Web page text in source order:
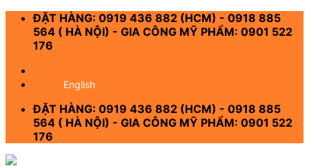
Skip
content
ĐẶT HÀNG: 0919 436 882 (HCM) - 0918 885
564 ( HÀ NỘI) - GIA CÔNG MỸ PHẨM: 0901 522
176
English
ĐẶT HÀNG: 0919 436 882 (HCM) - 0918 885
564 ( HÀ NỘI) - GIA CÔNG MỸ PHẨM: 0901 522
176